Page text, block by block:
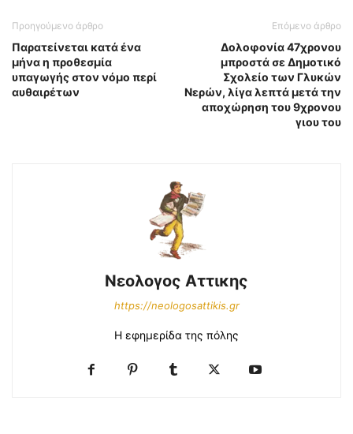
Προηγούμενο άρθρο
Παρατείνεται κατά ένα
μήνα η προθεσμία
υπαγωγής στον νόμο περί
αυθαιρέτων
Επόμενο άρθρο
Δολοφονία 47χρονου
μπροστά σε Δημοτικό
Σχολείο των Γλυκών
Νερών, λίγα λεπτά μετά την
αποχώρηση του 9χρονου
γιου του
Νεολογος Αττικης
https://neologosattikis.gr
Η εφημερίδα της πόλης